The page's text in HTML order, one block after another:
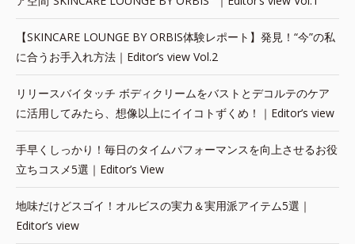
【SKINCARE LOUNGE BY ORBIS体験レポート】発見！“今”の私
に合うお手入れ方法｜Editor’s view Vol.2
リリースバイタッチ ボディクリームをバストとデコルテのケア
に活用してみたら、想像以上にイイコトずくめ！｜Editor’s view
手早くしっかり！毎日のタイムパフォーマンスを向上させるお役
立ちコスメ5選｜Editor’s View
地味だけどスゴイ！オルビスの実力＆実用派アイテム5選｜
Editor’s view